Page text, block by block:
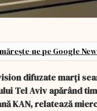
ne pe Google
difuzate marţi
Tel Aviv apărând
KAN, relatează